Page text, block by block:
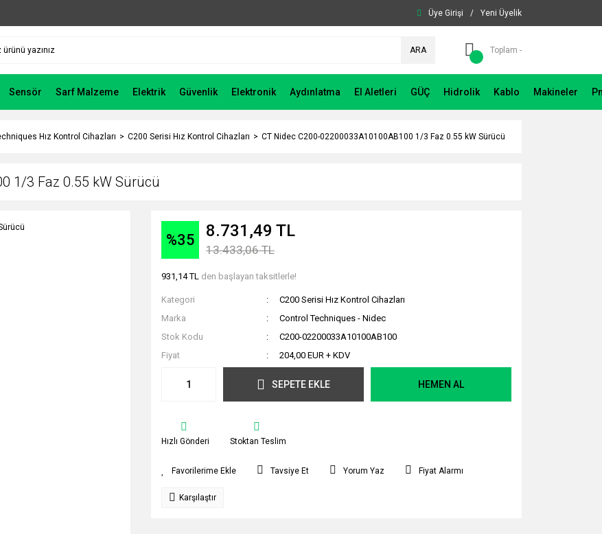
Üye Girişi / Yeni Üyelik
ARA Toplam -
Sensör Sarf Malzeme Elektrik Güvenlik Elektronik Aydınlatma El Aletleri GÜÇ Hidrolik Kablo Makineler
Hız Kontrol Cihazları C200 Serisi Hız Kontrol Cihazları CT Nidec C200-02200033A10100AB100 1/3 Faz 0.55 kW Sürücü
1/3 Faz 0.55 kW Sürücü
%35 8.731,49 TL
13.433,06 TL
931,14 TL den başlayan taksitlerle!
Kategori
C200 Serisi Hız Kontrol Cihazları
Marka
Control Techniques - Nidec
Stok Kodu
C200-02200033A10100AB100
Fiyat
204,00 EUR + KDV
SEPETE EKLE HEMEN AL
Hızlı Gönderi Stoktan Teslim
Tavsiye Et Yorum Yaz Fiyat Alarmı
Karşılaştır